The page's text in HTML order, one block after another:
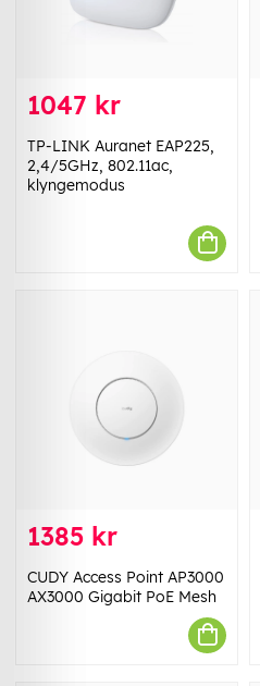
1047 kr
TP-LINK Auranet EAP225,
2,4/5GHz, 802.11ac,
klyngemodus
1385 kr
CUDY Access Point AP3000
AX3000 Gigabit PoE Mesh